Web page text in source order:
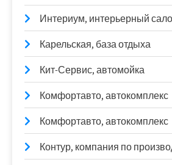
Интериум, интерьерный
Карельская, база отдыха
Кит-Сервис, автомойка
Комфортавто, автокомплекс
Комфортавто, автокомплекс
Контур, компания по